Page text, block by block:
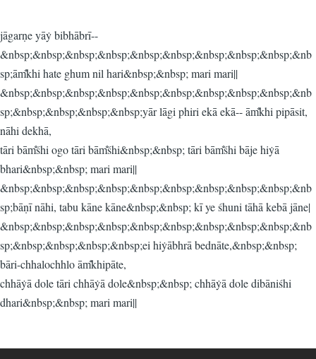
jāgarṇe yāẏ bibhābrī--
&nbsp;&nbsp;&nbsp;&nbsp;&nbsp;&nbsp;&nbsp;&nbsp;&nbsp;&nb
sp;ām̐khi hate ghum nil hari&nbsp;&nbsp; mari mari||
&nbsp;&nbsp;&nbsp;&nbsp;&nbsp;&nbsp;&nbsp;&nbsp;&nbsp;&nb
sp;&nbsp;&nbsp;&nbsp;&nbsp;yār lāgi phiri ekā ekā-- ām̐khi pipāsit,
nāhi dekhā,
tāri bām̐śhi ogo tāri bām̐śhi&nbsp;&nbsp; tāri bām̐śhi bāje hiẏā
bhari&nbsp;&nbsp; mari mari||
&nbsp;&nbsp;&nbsp;&nbsp;&nbsp;&nbsp;&nbsp;&nbsp;&nbsp;&nb
sp;bāṇī nāhi, tabu kāne kāne&nbsp;&nbsp; kī ye śhuni tāhā kebā jāne|
&nbsp;&nbsp;&nbsp;&nbsp;&nbsp;&nbsp;&nbsp;&nbsp;&nbsp;&nb
sp;&nbsp;&nbsp;&nbsp;&nbsp;ei hiẏābhrā bednāte,&nbsp;&nbsp;
bāri-chhalochhlo ām̐khipāte,
chhāẏā dole tāri chhāẏā dole&nbsp;&nbsp; chhāẏā dole dibāniśhi
dhari&nbsp;&nbsp; mari mari||